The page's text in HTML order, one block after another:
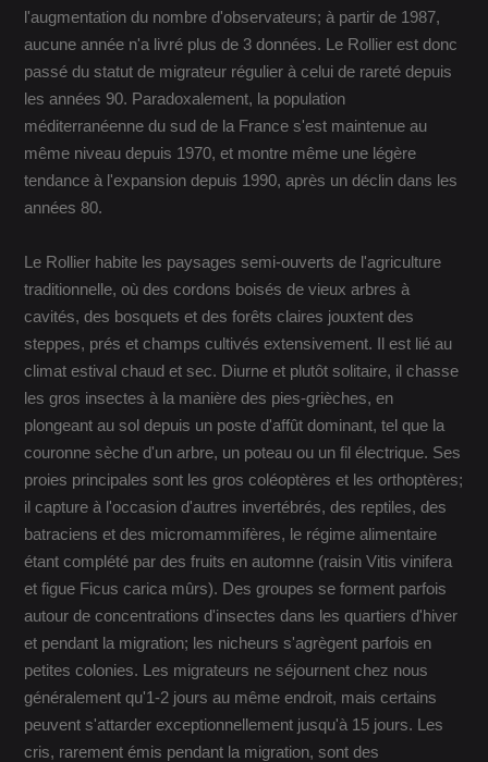
l'augmentation du nombre d'observateurs; à partir de 1987,
aucune année n'a livré plus de 3 données. Le Rollier est donc
passé du statut de migrateur régulier à celui de rareté depuis
les années 90. Paradoxalement, la population
méditerranéenne du sud de la France s'est maintenue au
même niveau depuis 1970, et montre même une légère
tendance à l'expansion depuis 1990, après un déclin dans les
années 80.
Le Rollier habite les paysages semi-ouverts de l'agriculture
traditionnelle, où des cordons boisés de vieux arbres à
cavités, des bosquets et des forêts claires jouxtent des
steppes, prés et champs cultivés extensivement. Il est lié au
climat estival chaud et sec. Diurne et plutôt solitaire, il chasse
les gros insectes à la manière des pies-grièches, en
plongeant au sol depuis un poste d'affût dominant, tel que la
couronne sèche d'un arbre, un poteau ou un fil électrique. Ses
proies principales sont les gros coléoptères et les orthoptères;
il capture à l'occasion d'autres invertébrés, des reptiles, des
batraciens et des micromammifères, le régime alimentaire
étant complété par des fruits en automne (raisin Vitis vinifera
et figue Ficus carica mûrs). Des groupes se forment parfois
autour de concentrations d'insectes dans les quartiers d'hiver
et pendant la migration; les nicheurs s'agrègent parfois en
petites colonies. Les migrateurs ne séjournent chez nous
généralement qu'1-2 jours au même endroit, mais certains
peuvent s'attarder exceptionnellement jusqu'à 15 jours. Les
cris, rarement émis pendant la migration, sont des